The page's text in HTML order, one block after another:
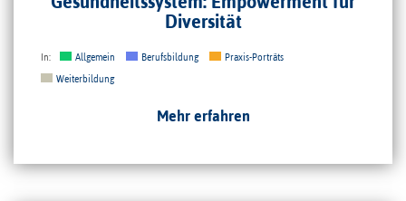
Diversität
In: Allgemein Berufsbildung Praxis-Porträts
Weiterbildung
Mehr erfahren